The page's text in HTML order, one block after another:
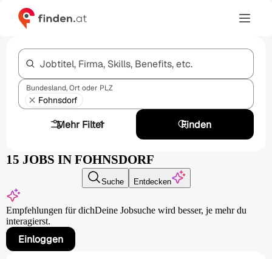
Jobtitel, Firma, Skills, Benefits, etc.
Bundesland, Ort oder PLZ
Fohnsdorf
Mehr Filter
1 Finden
15 JOBS IN FOHNSDORF
Suche Entdecken
Empfehlungen für dichDeine Jobsuche wird besser, je mehr du
interagierst.
Einloggen